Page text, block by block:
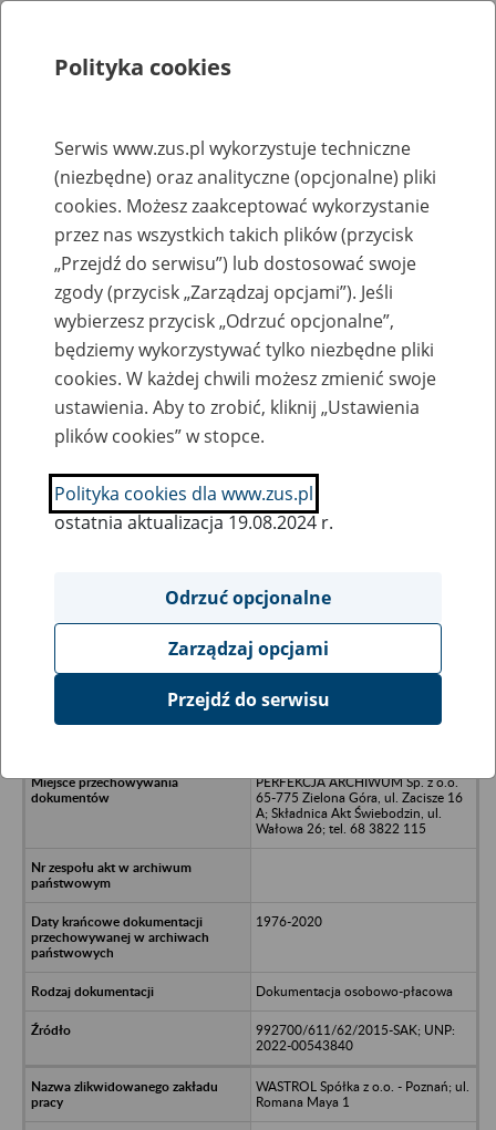
Rejestry, ewidencje i archiwa
Baza zlikwidowanych lub
przekształconych zakładów pracy
Nazwa zakładu pracy:
SZUKAJ
Ukryj wszystkie pozycje bazy
Spółdzielnia Rehabilitacyjna w
PERFEKCJA ARCHIWUM Sp. z o.o.
65-775 Zielona Góra, ul. Zacisze 16
A; Składnica Akt Świebodzin, ul.
Wałowa 26; tel. 68 3822 115
1976-2020
Dokumentacja osobowo-płacowa
992700/611/62/2015-SAK; UNP:
2022-00543840
WASTROL Spółka z o.o. - Poznań; ul.
Romana Maya 1
Polityka cookies
Serwis www.zus.pl wykorzystuje techniczne
(niezbędne) oraz analityczne (opcjonalne) pliki
cookies. Możesz zaakceptować wykorzystanie
przez nas wszystkich takich plików (przycisk
„Przejdź do serwisu”) lub dostosować swoje
zgody (przycisk „Zarządzaj opcjami”). Jeśli
wybierzesz przycisk „Odrzuć opcjonalne”,
będziemy wykorzystywać tylko niezbędne pliki
cookies. W każdej chwili możesz zmienić swoje
ustawienia. Aby to zrobić, kliknij „Ustawienia
plików cookies” w stopce.
Polityka cookies dla www.zus.pl
ostatnia aktualizacja 19.08.2024 r.
Odrzuć opcjonalne
Zarządzaj opcjami
Przejdź do serwisu